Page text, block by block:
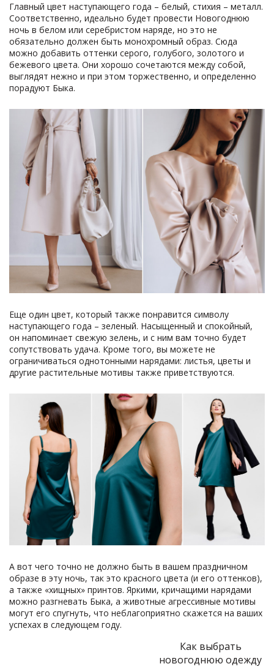
Главный цвет наступающего года – белый, стихия – металл.
Соответственно, идеально будет провести Новогоднюю
ночь в белом или серебристом наряде, но это не
обязательно должен быть монохромный образ. Сюда
можно добавить оттенки серого, голубого, золотого и
бежевого цвета. Они хорошо сочетаются между собой,
выглядят нежно и при этом торжественно, и определенно
порадуют Быка.
Еще один цвет, который также понравится символу
наступающего года – зеленый. Насыщенный и спокойный,
он напоминает свежую зелень, и с ним вам точно будет
сопутствовать удача. Кроме того, вы можете не
ограничиваться однотонными нарядами: листья, цветы и
другие растительные мотивы также приветствуются.
А вот чего точно не должно быть в вашем праздничном
образе в эту ночь, так это красного цвета (и его оттенков),
а также «хищных» принтов. Яркими, кричащими нарядами
можно разгневать Быка, а животные агрессивные мотивы
могут его спугнуть, что неблагоприятно скажется на ваших
успехах в следующем году.
Как выбрать
новогоднюю одежду